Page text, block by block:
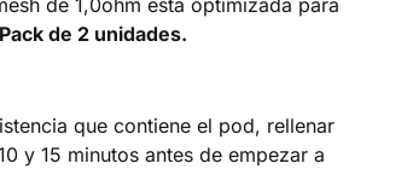
de 1,0ohm está optimizada para
Pack de 2 unidades.
que contiene el pod, rellenar
y 15 minutos antes de empezar a